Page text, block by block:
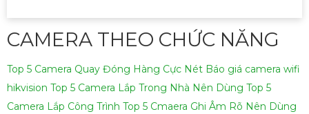
CAMERA THEO CHỨC NĂNG
Top 5 Camera Quay Đóng Hàng Cực Nét Báo giá camera wifi
hikvision Top 5 Camera Lắp Trong Nhà Nên Dùng Top 5
Camera Lắp Công Trình Top 5 Cmaera Ghi Âm Rõ Nên Dùng